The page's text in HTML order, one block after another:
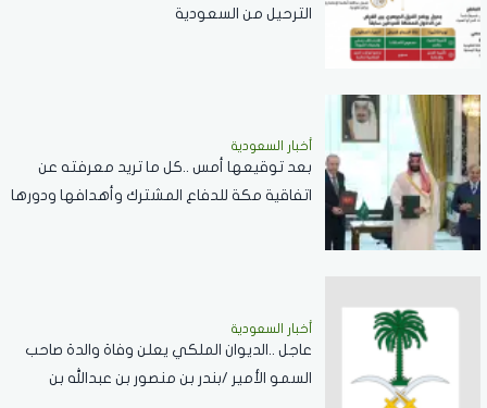
الترحيل من السعودية
أخبار السعودية
بعد توقيعها أمس ..كل ما تريد معرفته عن
اتفاقية مكة للدفاع المشترك وأهدافها ودورها
أخبار السعودية
عاجل ..الديوان الملكي يعلن وفاة والدة صاحب
السمو الأمير /بندر بن منصور بن عبدالله بن